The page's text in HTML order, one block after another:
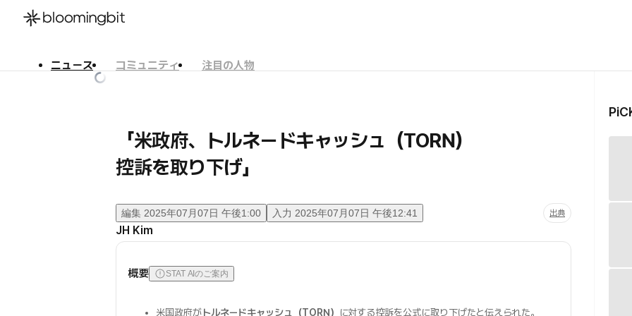
ニュース コミュニティ
注目の人物
「米政府、トルネードキャッシュ（TORN）
控訴を取り下げ」
編集 2025年07月07日 午後1:00 入力 2025年07月07日 午後12:41 出典
JH Kim
概要 STAT AIのご案内
米国政府がトルネードキャッシュ（TORN）
に対する控訴を公式に取り下げたと伝えられた。